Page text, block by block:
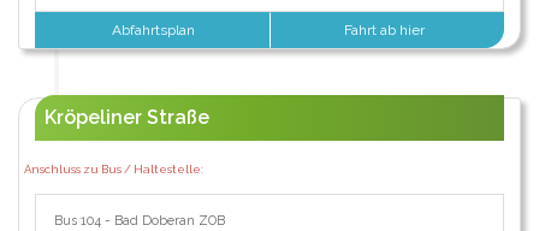
Abfahrtsplan Fahrt ab hier
Kröpeliner Straße
Anschluss zu Bus / Haltestelle:
Bus 104 - Bad Doberan ZOB